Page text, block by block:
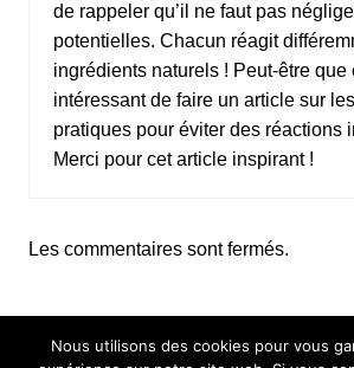
de rappeler qu’il ne faut pas
potentielles. Chacun réagit
ingrédients naturels ! Peut-être que
intéressant de faire un article sur
pratiques pour éviter des réactions
Merci pour cet article inspirant !
Les commentaires sont fermés.
Nous utilisons des cookies pour vous